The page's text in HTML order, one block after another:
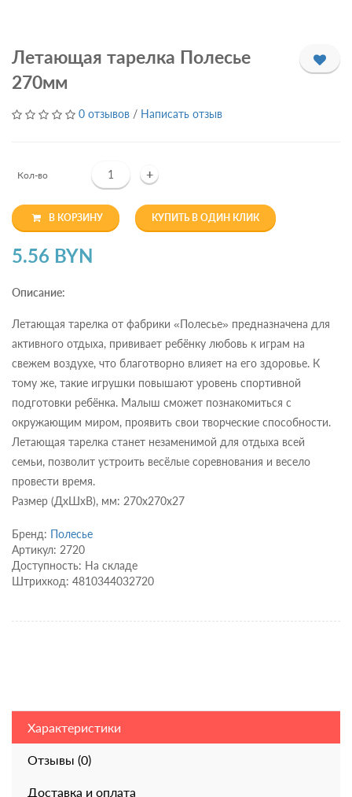
Летающая тарелка Полесье
270мм
0 отзывов / Написать отзыв
Кол-во +
В КОРЗИНУ КУПИТЬ В ОДИН КЛИК
5.56 BYN
Описание:
Летающая тарелка от фабрики «Полесье» предназначена для
активного отдыха, прививает ребёнку любовь к играм на
свежем воздухе, что благотворно влияет на его здоровье. К
тому же, такие игрушки повышают уровень спортивной
подготовки ребёнка. Малыш сможет познакомиться с
окружающим миром, проявить свои творческие способности.
Летающая тарелка станет незаменимой для отдыха всей
семьи, позволит устроить весёлые соревнования и весело
провести время.
Размер (ДхШхВ), мм: 270x270x27
Бренд: Полесье
Артикул: 2720
Доступность: На складе
Штрихкод: 4810344032720
Характеристики
Отзывы (0)
Доставка и оплата